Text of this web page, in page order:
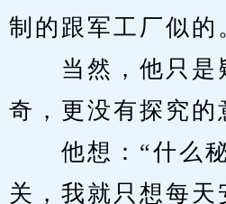
制的跟军工厂似的
当然，他只是
奇，更没有探究的
他想：“什么秘
关，我就只想每天